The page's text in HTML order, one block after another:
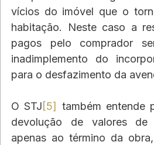
vícios do imóvel que o
habitação. Neste caso a
pagos pelo comprador
inadimplemento do
para o desfazimento da
O STJ [5]
também entende
devolução de valores de
apenas ao término da